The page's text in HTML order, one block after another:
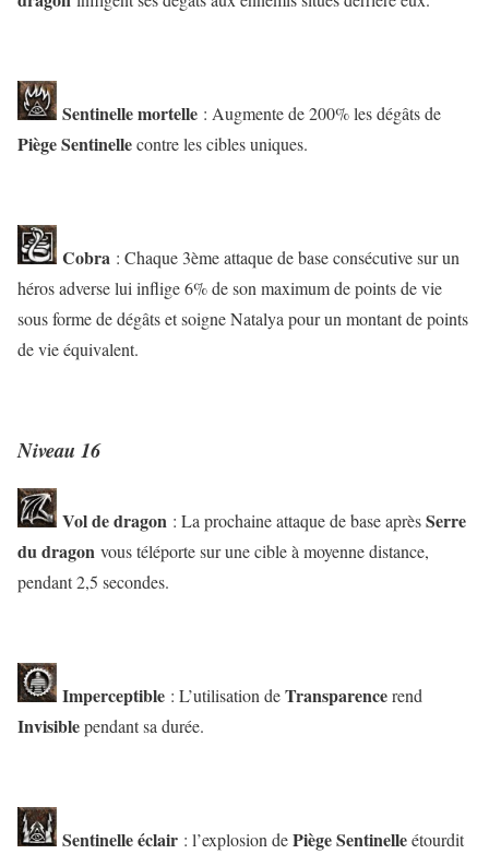
Sentinelle mortelle : Augmente de 200% les dégâts de
Piège Sentinellecontre les cibles uniques.
Cobra : Chaque 3ème attaque de base consécutive sur un
héros adverse lui inflige 6% de son maximum de points de vie
sous forme de dégâts et soigne Natalya pour un montant de points
de vie équivalent.
Niveau 16
Vol de dragon : La prochaine attaque de base aprèsSerre
du dragon vous téléporte sur une cible à moyenne distance,
pendant 2,5 secondes.
Imperceptible : L’utilisation deTransparencerend
Invisiblependant sa durée.
Sentinelle éclair : l’explosion dePiège Sentinelleétourdit